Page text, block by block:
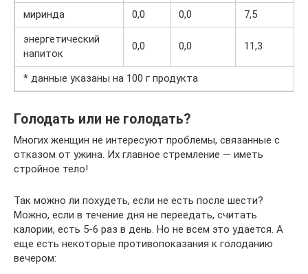
миринда
0,0 0,0 7,5
энергетический
напиток
0,0 0,0 11,3
* данные указаны на 100 г продукта
Голодать или не голодать?
Многих женщин не интересуют проблемы, связанные с
отказом от ужина. Их главное стремление — иметь
стройное тело!
Так можно ли похудеть, если не есть после шести?
Можно, если в течение дня не переедать, считать
калории, есть 5-6 раз в день. Но не всем это удается. А
еще есть некоторые противопоказания к голоданию
вечером: